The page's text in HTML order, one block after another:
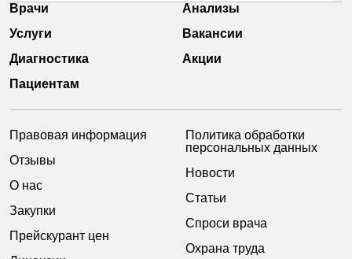
Врачи
Анализы
Услуги
Вакансии
Диагностика
Акции
Пациентам
Правовая информация
Отзывы
О нас
Закупки
Прейскурант цен
Политика обработки
персональных данных
Новости
Статьи
Спроси врача
Охрана труда